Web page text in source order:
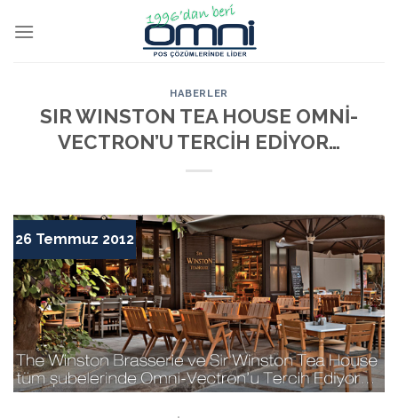
HABERLER
SIR WINSTON TEA HOUSE OMNİ-
VECTRON’U TERCİH EDİYOR…
26 Temmuz 2012